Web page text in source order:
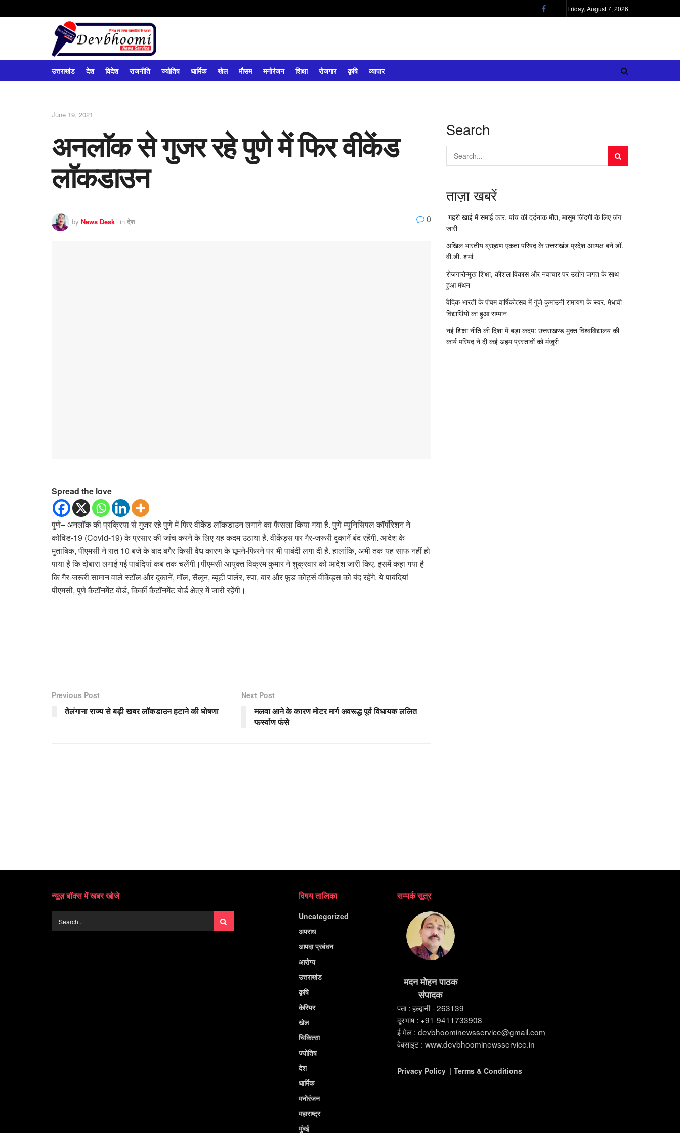
Friday, August 7, 2026
उत्तराखंड देश विदेश राजनीति ज्योतिष धार्मिक खेल मौसम मनोरंजन शिक्षा रोजगार कृषि व्यापार
June 19, 2021
अनलाॅक से गुजर रहे पुणे में फिर वीकेंड
लाॅकडाउन
by News Desk in देश 0
Spread the love
पुणे– अनलॉक की प्रक्रिया से गुजर रहे पुणे में फिर वीकेंड लॉकडाउन लगाने का फैसला किया गया है. पुणे म्युनिसिपल कॉर्पोरेशन ने
कोविड-19 (Covid-19) के प्रसार की जांच करने के लिए यह कदम उठाया है. वीकेंड्स पर गैर-जरूरी दुकानें बंद रहेंगी. आदेश के
मुताबिक, पीएमसी ने रात 10 बजे के बाद बगैर किसी वैध कारण के घूमने-फिरने पर भी पाबंदी लगा दी है. हालांकि, अभी तक यह साफ नहीं हो
पाया है कि दोबारा लगाई गई पाबंदियां कब तक चलेंगी।पीएमसी आयुक्त विक्रम कुमार ने शुक्रवार को आदेश जारी किए. इसमें कहा गया है
कि गैर-जरूरी सामान वाले स्टॉल और दुकानें, मॉल, सैलून, ब्यूटी पार्लर, स्पा, बार और फूड कोर्ट्स वीकेंड्स को बंद रहेंगे. ये पाबंदियां
पीएमसी, पुणे कैंटॉनमेंट बोर्ड, किर्की कैंटॉनमेंट बोर्ड क्षेत्र में जारी रहेंगी।
Previous Post
तेलंगाना राज्य से बड़ी खबर लाॅकडाउन हटाने की घोषणा
Next Post
मलवा आने के कारण मोटर मार्ग अवरूद्ध पूर्व विधायक ललित
फर्स्वाण फंसे
Search
ताज़ा खबरें
गहरी खाई में समाई कार, पांच की दर्दनाक मौत, मासूम जिंदगी के लिए जंग
जारी
अखिल भारतीय ब्राह्मण एकता परिषद के उत्तराखंड प्रदेश अध्यक्ष बने डॉ.
वी.डी. शर्मा
रोजगारोन्मुख शिक्षा, कौशल विकास और नवाचार पर उद्योग जगत के साथ
हुआ मंथन
वैदिक भारती के पंचम वार्षिकोत्सव में गूंजे कुमाउनी रामायण के स्वर, मेधावी
विद्यार्थियों का हुआ सम्मान
नई शिक्षा नीति की दिशा में बड़ा कदम: उत्तराखण्ड मुक्त विश्वविद्यालय की
कार्य परिषद ने दी कई अहम प्रस्तावों को मंजूरी
न्यूज़ बॉक्स में खबर खोजे विषय तालिका
Uncategorized
अपराध
आपदा प्रबंधन
आरोग्य
उत्तराखंड
कृषि
केरियर
खेल
चिकित्सा
ज्योतिष
देश
धार्मिक
मनोरंजन
महाराष्ट्र
मुंबई
सम्पर्क सूत्र
मदन मोहन पाठक
संपादक
पता : हल्द्वानी - 263139
दूरभाष : +91-9411733908
ई मेल : devbhoominewsservice@gmail.com
वेबसाइट : www.devbhoominewsservice.in
Privacy Policy| Terms & Conditions